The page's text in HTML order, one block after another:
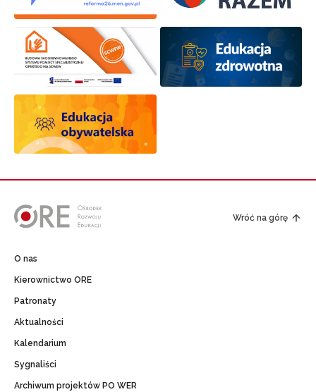
Wróć na górę
O nas
Kierownictwo ORE
Patronaty
Aktualności
Kalendarium
Sygnaliści
Archiwum projektów PO WER